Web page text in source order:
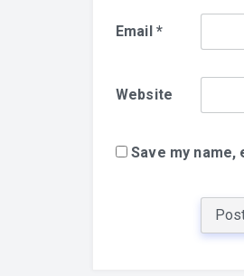
Email *
Website
Save my